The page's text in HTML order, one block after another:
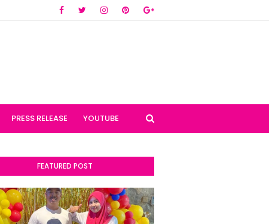
PRESS RELEASE YOUTUBE
FEATURED POST